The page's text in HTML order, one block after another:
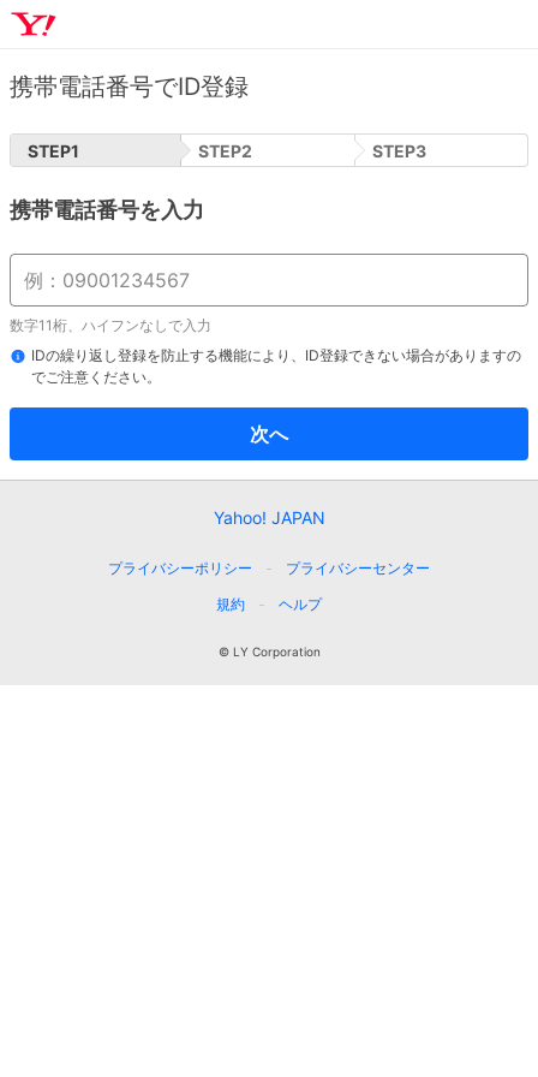
携帯電話番号でID登録
STEP1 STEP2 STEP3
携帯電話番号を入力
数字11桁、ハイフンなしで入力
IDの繰り返し登録を防止する機能により、ID登録できない場合がありますの
でご注意ください。
次へ
Yahoo! JAPAN
プライバシーポリシー
プライバシーセンター
規約
ヘルプ
© LY Corporation